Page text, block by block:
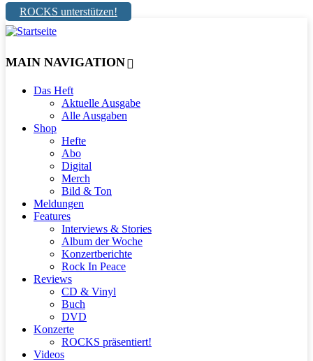
ROCKS unterstützen!
MAIN NAVIGATION
Das Heft
Aktuelle Ausgabe
Alle Ausgaben
Shop
Hefte
Abo
Digital
Merch
Bild & Ton
Meldungen
Features
Interviews & Stories
Album der Woche
Konzertberichte
Rock In Peace
Reviews
CD & Vinyl
Buch
DVD
Konzerte
ROCKS präsentiert!
Videos